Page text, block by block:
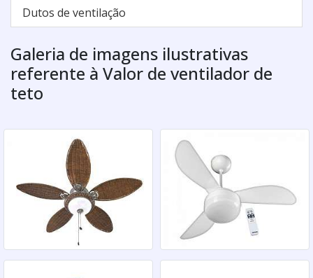
Dutos de ventilação
Galeria de imagens ilustrativas
referente à Valor de ventilador de
teto